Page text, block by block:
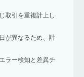
取引を重複計上し
が異なるため、計
ラー検知と差異チ